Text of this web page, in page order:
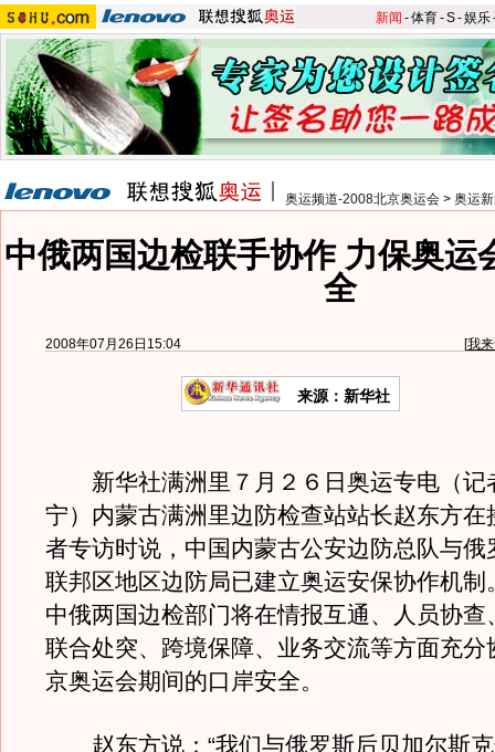
新闻 -体育-S-娱乐
奥运频道-2008北京奥运会 > 奥运
中俄两国边检联手协作 力保奥运
全
2008年07月26日15:04 [我
来源：新华社
新华社满洲里７月２６日奥运专电（记
宁）内蒙古满洲里边防检查站站长赵东方在
者专访时说，中国内蒙古公安边防总队与俄
联邦区地区边防局已建立奥运安保协作机制
中俄两国边检部门将在情报互通、人员协查
联合处突、跨境保障、业务交流等方面充分
京奥运会期间的口岸安全。
赵东方说：“我们与俄罗斯后贝加尔斯克